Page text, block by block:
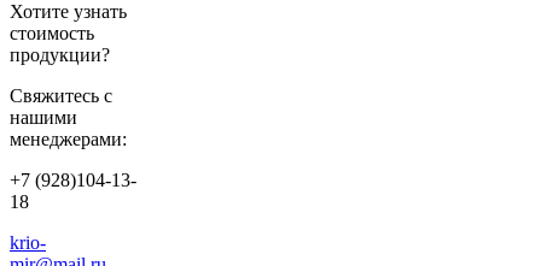
Хотите узнать
стоимость
продукции?
Свяжитесь с
нашими
менеджерами:
+7 (928)104-13-
18
krio-